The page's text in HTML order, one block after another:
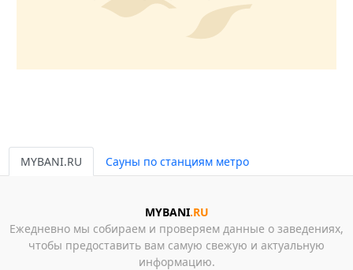
MYBANI.RU Сауны по станциям метро
MYBANI.RU
Ежедневно мы собираем и проверяем данные о заведениях,
чтобы предоставить вам самую свежую и актуальную
информацию.